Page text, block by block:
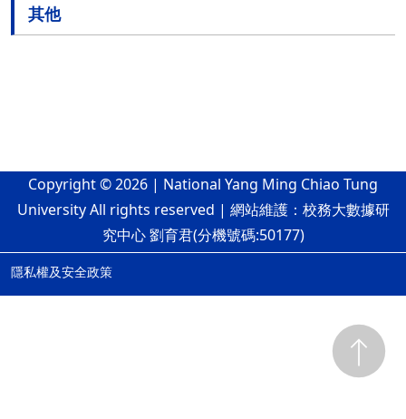
其他
Copyright © 2026 | National Yang Ming Chiao Tung
University All rights reserved | 網站維護：校務大數據研
究中心 劉育君(分機號碼:50177)
隱私權及安全政策